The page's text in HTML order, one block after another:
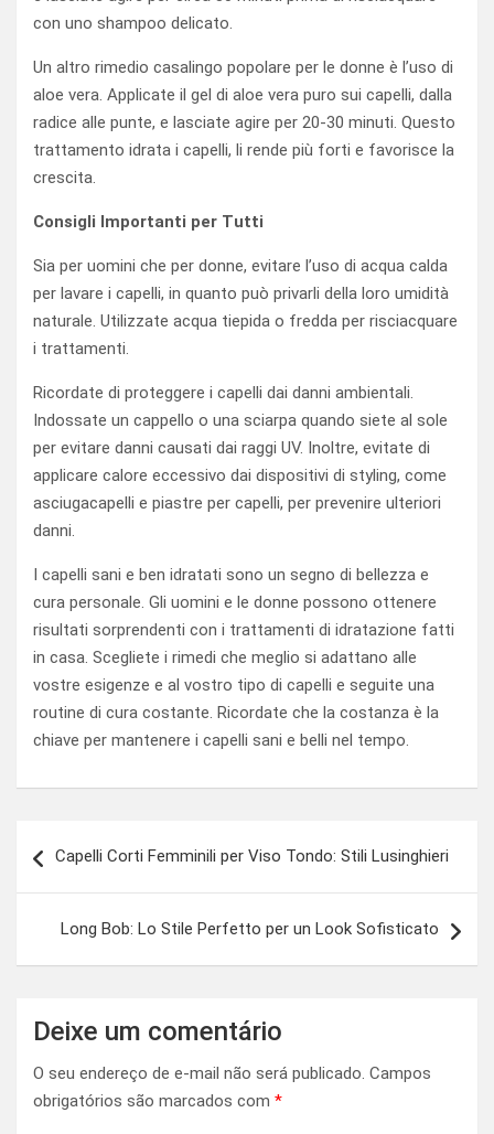
con uno shampoo delicato.
Un altro rimedio casalingo popolare per le donne è l’uso di
aloe vera. Applicate il gel di aloe vera puro sui capelli, dalla
radice alle punte, e lasciate agire per 20-30 minuti. Questo
trattamento idrata i capelli, li rende più forti e favorisce la
crescita.
Consigli Importanti per Tutti
Sia per uomini che per donne, evitare l’uso di acqua calda
per lavare i capelli, in quanto può privarli della loro umidità
naturale. Utilizzate acqua tiepida o fredda per risciacquare
i trattamenti.
Ricordate di proteggere i capelli dai danni ambientali.
Indossate un cappello o una sciarpa quando siete al sole
per evitare danni causati dai raggi UV. Inoltre, evitate di
applicare calore eccessivo dai dispositivi di styling, come
asciugacapelli e piastre per capelli, per prevenire ulteriori
danni.
I capelli sani e ben idratati sono un segno di bellezza e
cura personale. Gli uomini e le donne possono ottenere
risultati sorprendenti con i trattamenti di idratazione fatti
in casa. Scegliete i rimedi che meglio si adattano alle
vostre esigenze e al vostro tipo di capelli e seguite una
routine di cura costante. Ricordate che la costanza è la
chiave per mantenere i capelli sani e belli nel tempo.
de
Capelli Corti Femminili per Viso Tondo: Stili Lusinghieri
Long Bob: Lo Stile Perfetto per un Look Sofisticato
Deixe um comentário
O seu endereço de e-mail não será publicado. Campos
obrigatórios são marcados com *